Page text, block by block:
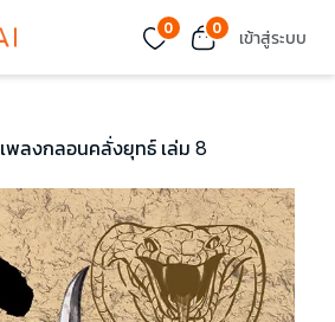
0 0 เข้าสู่ระบบ
เพลงกลอนคลั่งยุทธ์ เล่ม 8